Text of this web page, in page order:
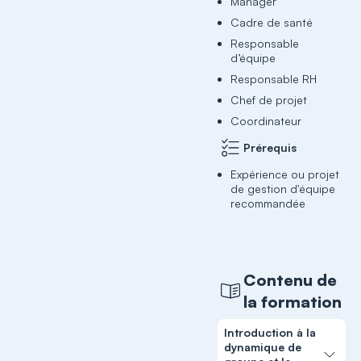
Cadre de santé
Responsable
d’équipe
Responsable RH
Chef de projet
Coordinateur
Prérequis
Expérience ou projet
de gestion d'équipe
recommandée
Contenu de
la formation
Introduction à la
dynamique de